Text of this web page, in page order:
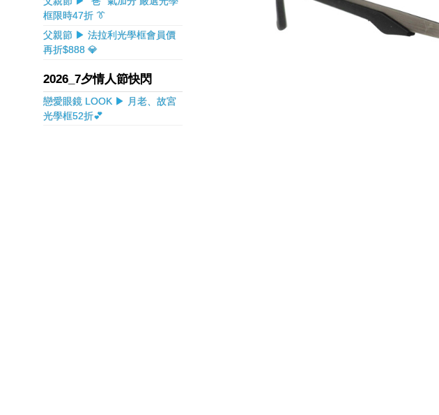
框限時47折 👔
父親節 ▶ 法拉利光學框會員價
再折$888 💎
2026_7夕情人節快閃
戀愛眼鏡 LOOK ▶ 月老、故宮
光學框52折💕